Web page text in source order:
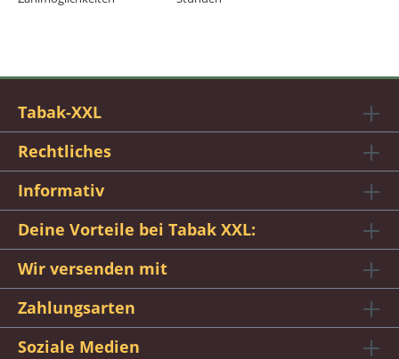
Tabak-XXL
Rechtliches
Informativ
Deine Vorteile bei Tabak XXL:
Wir versenden mit
Zahlungsarten
Soziale Medien